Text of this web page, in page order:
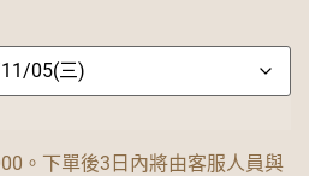
。下單後3日內將由客服人員與